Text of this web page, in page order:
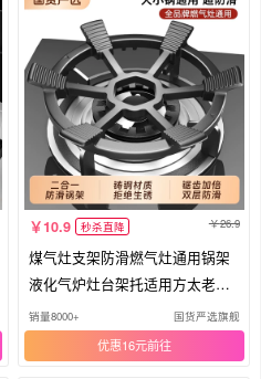
10.9 秒杀直降 26.9
煤气灶支架防滑燃气灶通用锅架
液化气炉灶台架托适用方太老板
配件
销量8000+ 国货严选旗舰
优惠16元